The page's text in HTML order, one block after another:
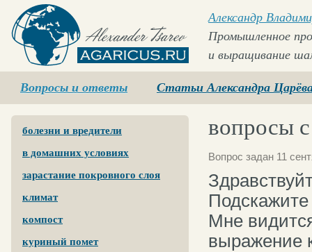
Agaricus.ru
Александр
Промышленное
и выращивание
Вопросы и ответы Статьи Александра
болезни и вредители
в домашних условиях
зарастание покровного слоя
климат
компост
куриный помет
вопросы
Вопрос задан 11
Мне
выражение